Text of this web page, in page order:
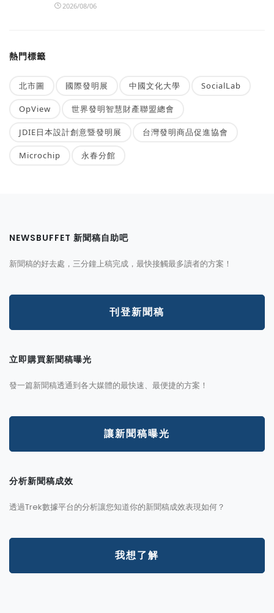
2026/08/06
熱門標籤
北市圖 國際發明展 中國文化大學 SocialLab
OpView 世界發明智慧財產聯盟總會
JDIE日本設計創意暨發明展 台灣發明商品促進協會
Microchip 永春分館
NEWSBUFFET 新聞稿自助吧
新聞稿的好去處，三分鐘上稿完成，最快接觸最多讀者的方案！
刊登新聞稿
立即購買新聞稿曝光
發一篇新聞稿透通到各大媒體的最快速、最便捷的方案！
讓新聞稿曝光
分析新聞稿成效
透過Trek數據平台的分析讓您知道你的新聞稿成效表現如何？
我想了解